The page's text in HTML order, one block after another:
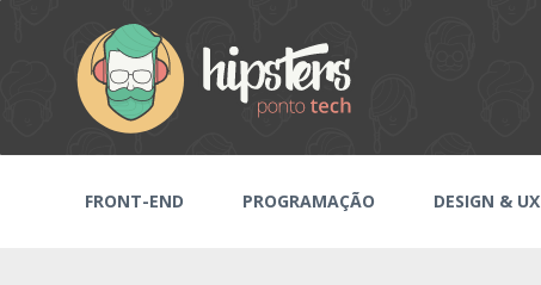
FRONT-END PROGRAMAÇÃO DESIGN & UX